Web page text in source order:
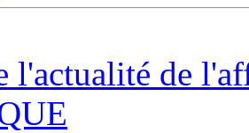
l'actualité de